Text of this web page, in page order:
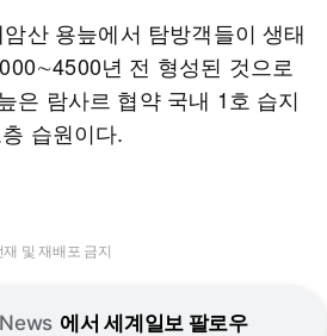
산 용늪에서 탐방객들이 생태
년 전 형성된 것으로
은 람사르 협약 국내 1호 습지
습원이다.
및 재배포 금지
News 에서 세계일보 팔로우